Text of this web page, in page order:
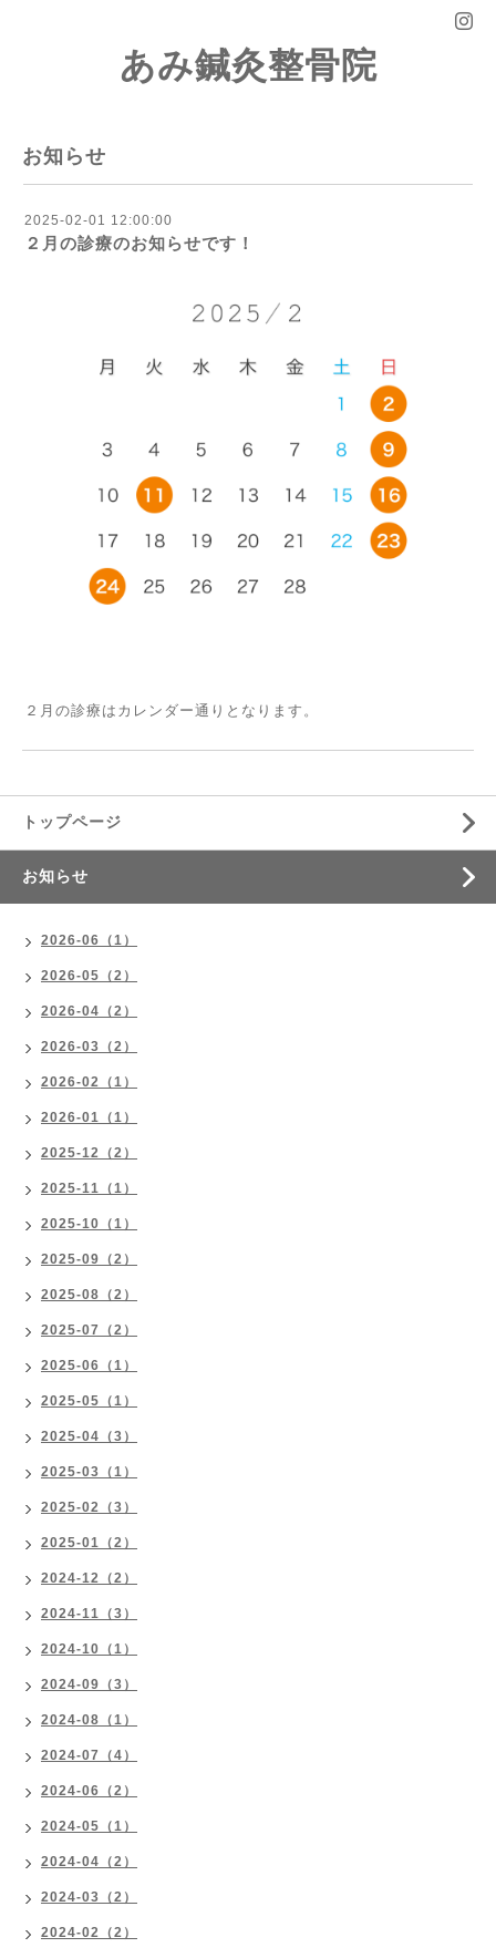
あみ鍼灸整骨院
お知らせ
2025-02-01 12:00:00
２月の診療のお知らせです！
２月の診療はカレンダー通りとなります。
トップページ
お知らせ
2026-06（1）
2026-05（2）
2026-04（2）
2026-03（2）
2026-02（1）
2026-01（1）
2025-12（2）
2025-11（1）
2025-10（1）
2025-09（2）
2025-08（2）
2025-07（2）
2025-06（1）
2025-05（1）
2025-04（3）
2025-03（1）
2025-02（3）
2025-01（2）
2024-12（2）
2024-11（3）
2024-10（1）
2024-09（3）
2024-08（1）
2024-07（4）
2024-06（2）
2024-05（1）
2024-04（2）
2024-03（2）
2024-02（2）